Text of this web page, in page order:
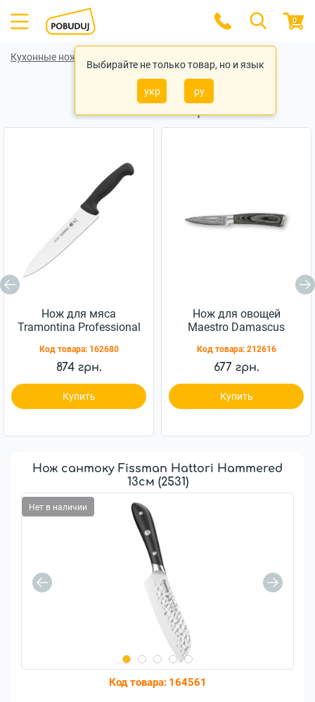
Выбирайте не только товар, но и язык
укр ру
0
Кухонные ножи
Похожие товары
Нож для мяса
Tramontina Professional
(24609/006)
Код товара: 162680
874 грн.
Купить
Нож для овощей
Maestro Damascus
Код товара: 212616
677 грн.
Купить
Нож сантоку Fissman Hattori Hammered
13см (2531)
Нет в наличии
Код товара: 164561